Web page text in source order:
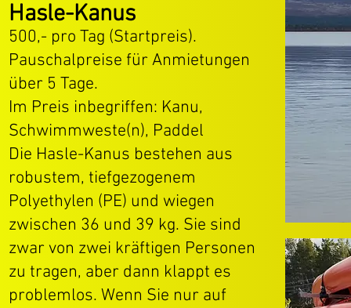
Hasle-Kanus
500,- pro Tag (Startpreis).
Pauschalpreise für Anmietungen
über 5 Tage.
Im Preis inbegriffen: Kanu,
Schwimmweste(n), Paddel
Die Hasle-Kanus bestehen aus
robustem, tiefgezogenem
Polyethylen (PE) und wiegen
zwischen 36 und 39 kg. Sie sind
zwar von zwei kräftigen Personen
zu tragen, aber dann klappt es
problemlos. Wenn Sie nur auf